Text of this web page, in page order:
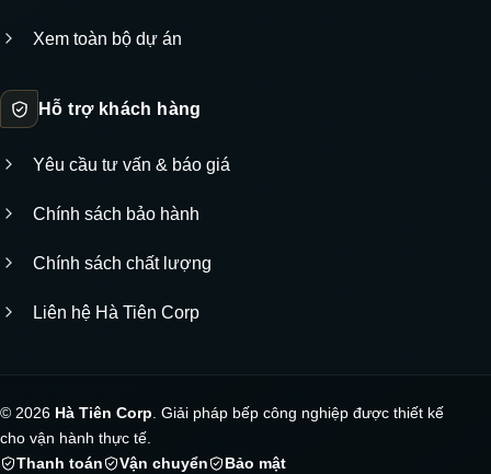
Xem toàn bộ dự án
Hỗ trợ khách hàng
Yêu cầu tư vấn & báo giá
Chính sách bảo hành
Chính sách chất lượng
Liên hệ Hà Tiên Corp
© 2026 Hà Tiên Corp. Giải pháp bếp công nghiệp được thiết kế
cho vận hành thực tế.
Thanh toán
Vận chuyển Bảo mật